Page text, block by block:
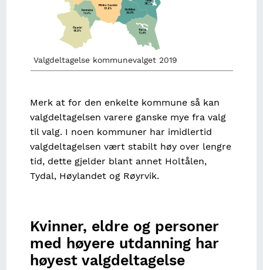
Valgdeltagelse kommunevalget 2019
Merk at for den enkelte kommune så kan
valgdeltagelsen varere ganske mye fra valg
til valg. I noen kommuner har imidlertid
valgdeltagelsen vært stabilt høy over lengre
tid, dette gjelder blant annet Holtålen,
Tydal, Høylandet og Røyrvik.
Kvinner, eldre og personer
med høyere utdanning har
høyest valgdeltagelse